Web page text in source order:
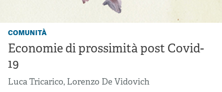
comunità
Economie di prossimità post Covid-
19
Luca Tricarico, Lorenzo De Vidovich